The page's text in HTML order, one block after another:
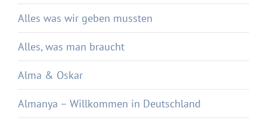
Alles was wir geben mussten
Alles, was man braucht
Alma & Oskar
Almanya – Willkommen in Deutschland